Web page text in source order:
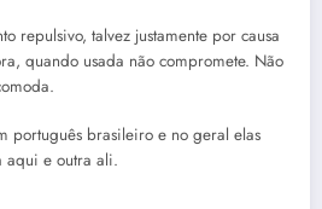
repulsivo, talvez justamente por causa
quando usada não compromete. Não
português brasileiro e no geral elas
aqui e outra ali.